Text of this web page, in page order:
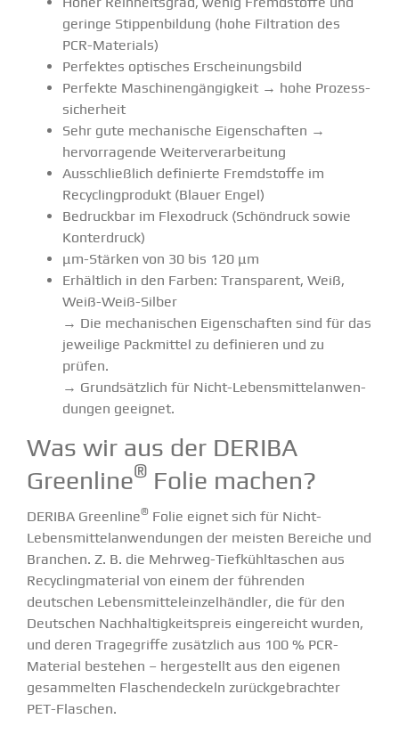
geringe Stippen­bildung (hohe Filtration des
PCR-Materials)
Perfektes optisches Erschei­nungsbild
Perfekte Maschi­nen­gän­gigkeit → hohe Prozess­
si­cherheit
Sehr gute mecha­nische Eigen­schaften →
hervor­ra­gende Weiter­ver­ar­beitung
Ausschließlich definierte Fremd­stoffe im
Recycling­produkt (Blauer Engel)
Bedruckbar im Flexo­druck (Schön­druck sowie
Konter­druck)
μm-Stärken von 30 bis 120 μm
Erhältlich in den Farben: Trans­parent, Weiß,
Weiß-Weiß-Silber
→ Die mecha­ni­schen Eigen­schaften sind für das
jeweilige Packmittel zu definieren und zu
prüfen.
→ Grund­sätzlich für Nicht-Lebens­­­mi­t­­tel­an­­wen­­
dungen geeignet.
Was wir aus der DERIBA
Greenline®Folie machen?
DERIBA Greenline® Folie eignet sich für Nicht-
Lebens­­­mi­t­­tel­an­­wen­­dungen der meisten Bereiche und
Branchen. Z. B. die Mehrweg-Tiefkühl­­ta­­schen aus
Recycling­ma­terial von einem der führenden
deutschen Lebens­mit­tel­ein­zel­händler, die für den
Deutschen Nachhal­tig­keits­preis einge­reicht wurden,
und deren Trage­griffe zusätzlich aus 100 % PCR-
Material bestehen – herge­stellt aus den eigenen
gesam­melten Flaschen­de­ckeln zurück­ge­brachter
PET-Flaschen.